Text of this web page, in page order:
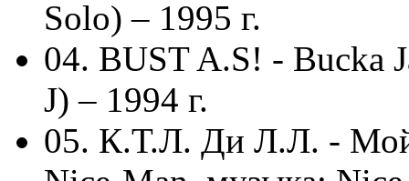
Solo) – 1995 г.
04. BUST A.S! - Bucka
J) – 1994 г.
05. К.Т.Л. Ди Л.Л. -